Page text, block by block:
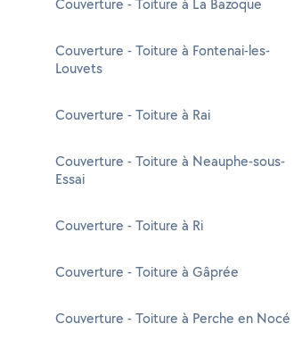
Couverture - Toiture à La Bazoque
Couverture - Toiture à Fontenai-les-
Louvets
Couverture - Toiture à Rai
Couverture - Toiture à Neauphe-sous-
Essai
Couverture - Toiture à Ri
Couverture - Toiture à Gâprée
Couverture - Toiture à Perche en Nocé